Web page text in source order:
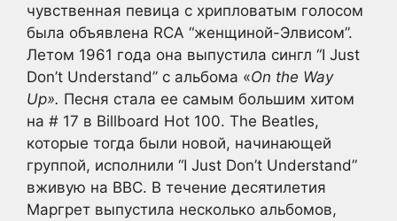
чувственная певица с хрипловатым голосом
была объявлена RCA “женщиной-Элвисом”.
Летом 1961 года она выпустила сингл “I Just
Don’t Understand” с альбома «On the Way
Up». Песня стала ее самым большим хитом
на # 17 в Billboard Hot 100. The Beatles,
которые тогда были новой, начинающей
группой, исполнили “I Just Don’t Understand”
вживую на BBC. В течение десятилетия
Маргрет выпустила несколько альбомов,